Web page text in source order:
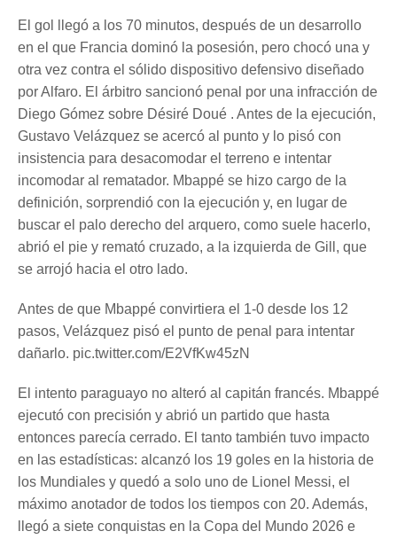
El gol llegó a los 70 minutos, después de un desarrollo
en el que Francia dominó la posesión, pero chocó una y
otra vez contra el sólido dispositivo defensivo diseñado
por Alfaro. El árbitro sancionó penal por una infracción de
Diego Gómez sobre Désiré Doué . Antes de la ejecución,
Gustavo Velázquez se acercó al punto y lo pisó con
insistencia para desacomodar el terreno e intentar
incomodar al rematador. Mbappé se hizo cargo de la
definición, sorprendió con la ejecución y, en lugar de
buscar el palo derecho del arquero, como suele hacerlo,
abrió el pie y remató cruzado, a la izquierda de Gill, que
se arrojó hacia el otro lado.
Antes de que Mbappé convirtiera el 1-0 desde los 12
pasos, Velázquez pisó el punto de penal para intentar
dañarlo. pic.twitter.com/E2VfKw45zN
El intento paraguayo no alteró al capitán francés. Mbappé
ejecutó con precisión y abrió un partido que hasta
entonces parecía cerrado. El tanto también tuvo impacto
en las estadísticas: alcanzó los 19 goles en la historia de
los Mundiales y quedó a solo uno de Lionel Messi, el
máximo anotador de todos los tiempos con 20. Además,
llegó a siete conquistas en la Copa del Mundo 2026 e